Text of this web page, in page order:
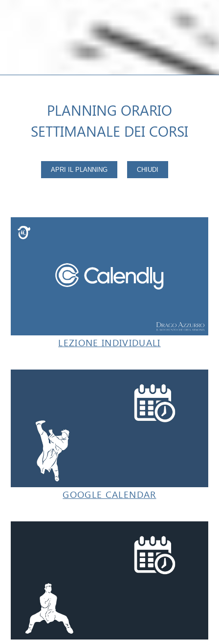
PLANNING ORARIO
SETTIMANALE DEI CORSI
LEZIONE INDIVIDUALI
GOOGLE CALENDAR